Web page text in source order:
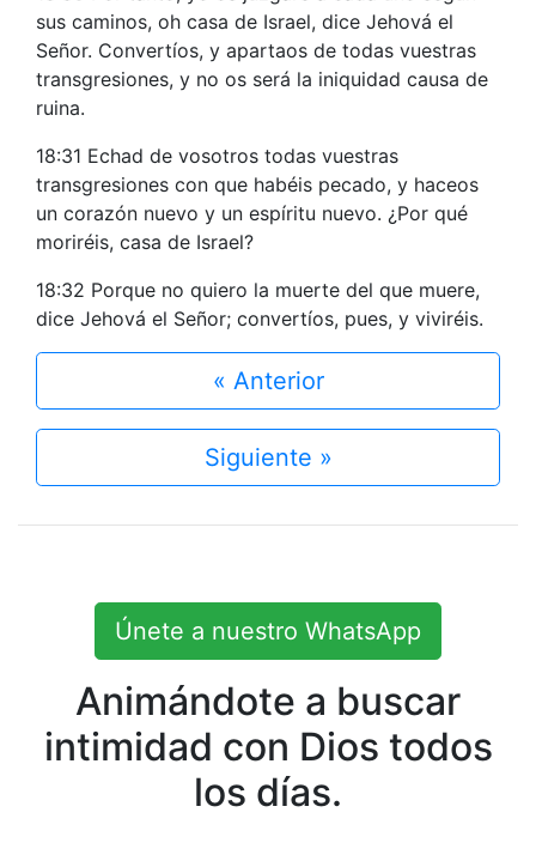
sus caminos, oh casa de Israel, dice Jehová el
Señor. Convertíos, y apartaos de todas vuestras
transgresiones, y no os será la iniquidad causa de
ruina.
18:31 Echad de vosotros todas vuestras
transgresiones con que habéis pecado, y haceos
un corazón nuevo y un espíritu nuevo. ¿Por qué
moriréis, casa de Israel?
18:32 Porque no quiero la muerte del que muere,
dice Jehová el Señor; convertíos, pues, y viviréis.
« Anterior
Siguiente »
Únete a nuestro WhatsApp
Animándote a buscar
intimidad con Dios todos
los días.